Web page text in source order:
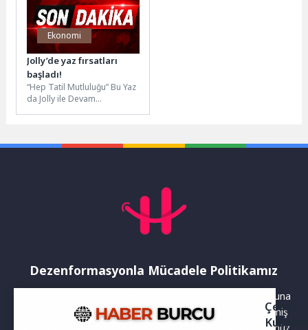
Ekonomi
Jolly’de yaz fırsatları
başladı!
“Hep Tatil Mutluluğu” Bu Yaz
da Jolly ile Devam
Dezenformasyonla Mücadele Politikamız
Yayınlanan haberler doğruluk ilkesi gözetilerek hazırlanır. Buna
rağmen bazı içeriklerde eksik, hatalı veya güncelliğini yitirmiş
Çerez